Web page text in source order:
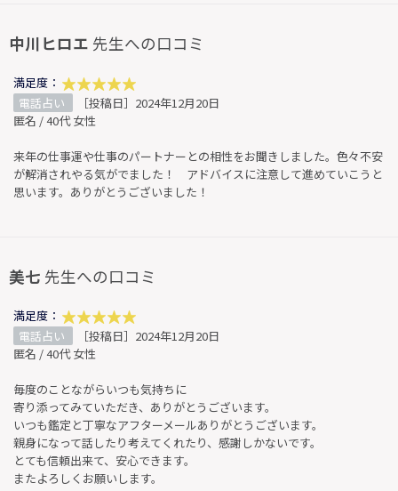
中川ヒロエ 先生への口コミ
満足度：
電話占い
［投稿日］2024年12月20日
匿名 / 40代 女性
来年の仕事運や仕事のパートナーとの相性をお聞きしました。色々不安
が解消されやる気がでました！ アドバイスに注意して進めていこうと
思います。ありがとうございました！
美七 先生への口コミ
満足度：
電話占い
［投稿日］2024年12月20日
匿名 / 40代 女性
毎度のことながらいつも気持ちに
寄り添ってみていただき、ありがとうございます。
いつも鑑定と丁寧なアフターメールありがとうございます。
親身になって話したり考えてくれたり、感謝しかないです。
とても信頼出来て、安心できます。
またよろしくお願いします。